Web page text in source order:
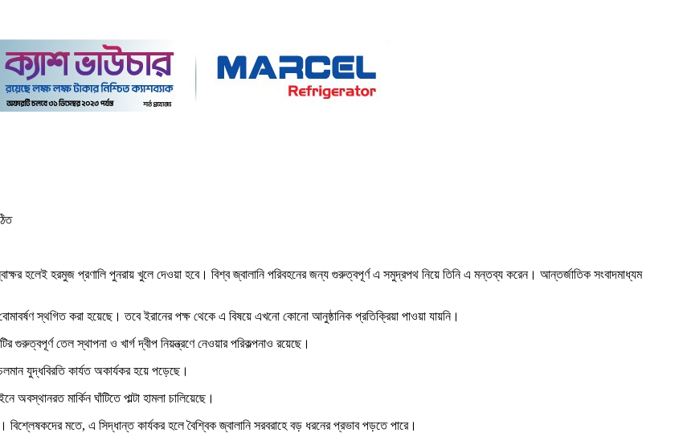
স্বাক্ষর হলেই হরমুজ প্রণালি পুনরায় খুলে দেওয়া হবে। বিশ্ব জ্বালানি পরিবহনের জন্য গুরুত্বপূর্ণ এ সমুদ্রপথ নিয়ে তিনি এ মন্তব্য করেন। আন্তর্জাতিক সংবাদমাধ্যম
স্থগিত করা হয়েছে। তবে ইরানের পক্ষ থেকে এ বিষয়ে এখনো কোনো আনুষ্ঠানিক প্রতিক্রিয়া পাওয়া যায়নি।
গুরুত্বপূর্ণ তেল স্থাপনা ও খার্গ দ্বীপ নিয়ন্ত্রণে নেওয়ার পরিকল্পনাও রয়েছে।
যুদ্ধবিরতি কার্যত অকার্যকর হয়ে পড়েছে।
মার্কিন ঘাঁটিতে পাল্টা হামলা চালিয়েছে।
বিশ্লেষকদের মতে, এ সিদ্ধান্ত কার্যকর হলে বৈশ্বিক জ্বালানি সরবরাহে বড় ধরনের প্রভাব পড়তে পারে।